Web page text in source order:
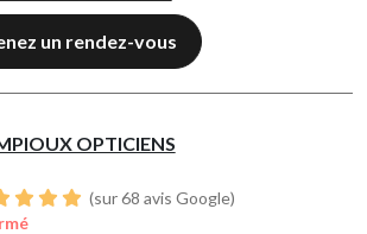
un rendez-vous
OPTICIENS
(sur 68 avis Google)